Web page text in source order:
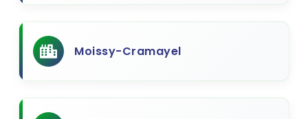
Moissy-Cramayel